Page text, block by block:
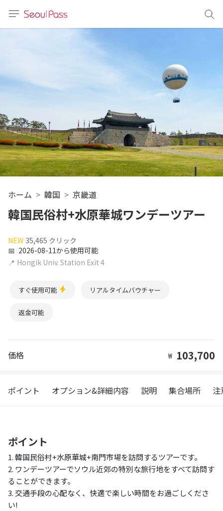
体)
文 (台灣)
ホーム 韓国 京畿道
韓国民俗村+水原華城ワンデーツアー
NEW 35,465 クリック
📅 2026-08-11から使用可能
📍 Hongik Univ. Station Exit 4
すぐ使用可能 リアルタイムバウチャー
返金可能
価格 ₩ 103,700
ポイント オプション&詳細内容 説明 集合場所 注
ポイント
1. 韓国民俗村+水原華城+南門市場を訪問するツアーです。
2. ワンデーツアーでソウル近郊の特別な旅行地をすべて訪問す
ることができます。
3. 交通手段の心配なく、快適で楽しい時間をお過ごしくださ
い!